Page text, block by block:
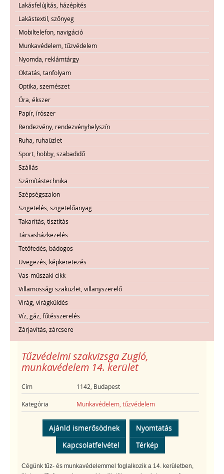
Lakásfelújítás, házépítés
Lakástextil, szőnyeg
Mobiltelefon, navigáció
Munkavédelem, tűzvédelem
Nyomda, reklámtárgy
Oktatás, tanfolyam
Optika, szemészet
Óra, ékszer
Papír, írószer
Rendezvény, rendezvényhelyszín
Ruha, ruhaüzlet
Sport, hobby, szabadidő
Szállás
Számítástechnika
Szépségszalon
Szigetelés, szigetelőanyag
Takarítás, tisztítás
Társasházkezelés
Tetőfedés, bádogos
Üvegezés, képkeretezés
Vas-műszaki cikk
Villamossági szaküzlet, villanyszerelő
Virág, virágküldés
Víz, gáz, fűtésszerelés
Zárjavítás, zárcsere
Tűzvédelmi szakvizsga Zugló,
munkavédelem 14. kerület
Cím 1142, Budapest
Kategória Munkavédelem, tűzvédelem
Ajánld ismerősödnek
Nyomtatás
Kapcsolatfelvétel
Térkép
Cégünk tűz- és munkavédelemmel foglalkozik a 14. kerületben,